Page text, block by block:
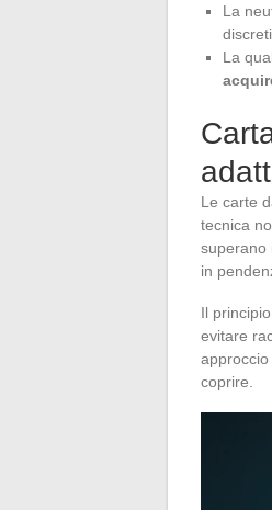
La
La
Le carte
tecnica
superano
in
Il
evitare
coprire.